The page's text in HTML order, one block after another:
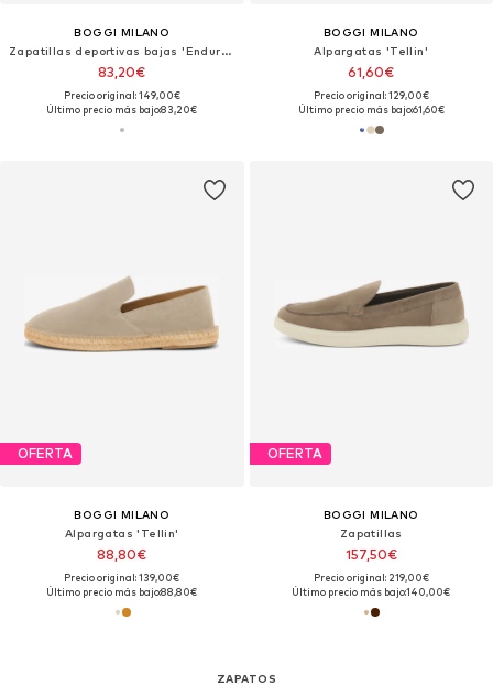
BOGGI MILANO
Zapatillas deportivas bajas 'Endurance'
83,20€
Precio original: 149,00€
Último precio más bajo:83,20€
BOGGI MILANO
Alpargatas 'Tellin'
61,60€
Precio original: 129,00€
Último precio más bajo:61,60€
OFERTA
BOGGI MILANO
Alpargatas 'Tellin'
88,80€
Precio original: 139,00€
Último precio más bajo:88,80€
OFERTA
BOGGI MILANO
Zapatillas
157,50€
Precio original: 219,00€
Último precio más bajo:140,00€
ZAPATOS